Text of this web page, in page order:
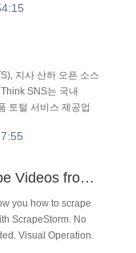
진, 음악, 비디오 등
매력을 표현할 수 있
지사 산하 오픈 소스
SNS는 국내
토털 서비스 제공업
, 라이트 블로그 시스
스 코드 다운로드 및
스를 원스톱으로 제
구축 및 소프트웨어
련합니다. ThinkSNS
플랫폼, 소셜 코어 +
How to Scrape Videos from Bing
you how to scrape
ScrapeStorm. No
Visual Operation.